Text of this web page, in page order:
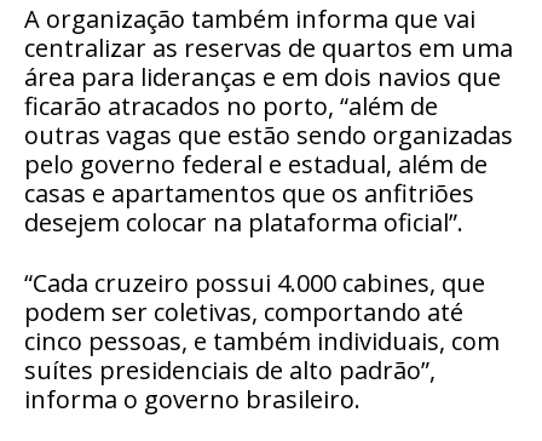
A organização também informa que vai
centralizar as reservas de quartos em uma
área para lideranças e em dois navios que
ficarão atracados no porto, “além de
outras vagas que estão sendo organizadas
pelo governo federal e estadual, além de
casas e apartamentos que os anfitriões
desejem colocar na plataforma oficial”.
“Cada cruzeiro possui 4.000 cabines, que
podem ser coletivas, comportando até
cinco pessoas, e também individuais, com
suítes presidenciais de alto padrão”,
informa o governo brasileiro.